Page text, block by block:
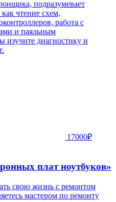
подразумевает
чтение схем,
работа с
и паяльным
изучите диагностику и
17000₽
плат ноутбуков»
свою жизнь с ремонтом
мастером по ремонту